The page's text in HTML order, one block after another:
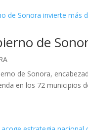
de
de Sonora,
en los 72 municipios